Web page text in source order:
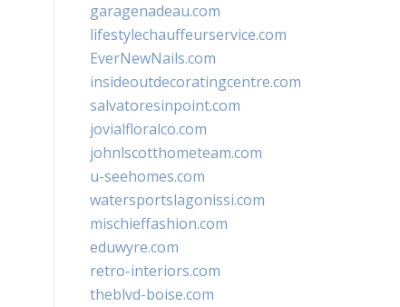
garagenadeau.com
lifestylechauffeurservice.com
EverNewNails.com
insideoutdecoratingcentre.com
salvatoresinpoint.com
jovialfloralco.com
johnlscotthometeam.com
u-seehomes.com
watersportslagonissi.com
mischieffashion.com
eduwyre.com
retro-interiors.com
theblvd-boise.com